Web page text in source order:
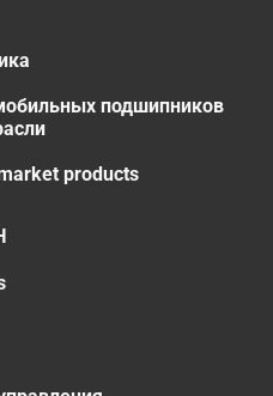
подшипников
products